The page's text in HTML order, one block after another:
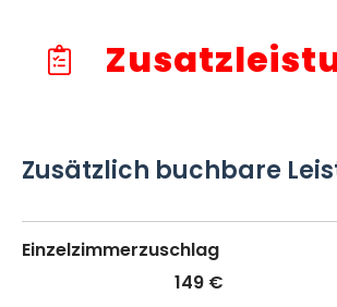
Zusätzlich buchbare
Einzelzimmerzuschlag
149 €